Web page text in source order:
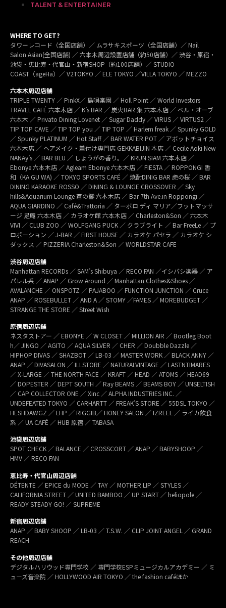
TALENT & ENTERTAINER
WHERE TO GET?
タワーレコード（全国店舗）／ ムラサキスポーツ（全国店舗）／ Nail
Salon Asian(全国店舗) ／ 六本木周辺設置店舗（約50店舗）／ 渋谷・原宿・
池袋・恵比寿・代官山・新宿SHOP（約100店舗）／ STUDIO
COAST（ageHa）／ V2TOKYO ／ ELE TOKYO ／VILLA TOKYO ／ MEZZO
六本木周辺店舗
TRIPLE TWENTY ／ PinkX／ 島唄楽園 ／ Holl Point ／ World Investors
TRAVEL CAFÉ 六本木店 ／ K’s BAR ／ 炭火BAR 集 六本木店 ／ ベル・オーブ
六本木 ／ Privato Dining Lovenet ／ Sugar Daddy ／ VIRUS ／ VIRTUS2 ／
TIP TOP CAVE ／ TIP TOP you ／ TIP TOP ／ Harlem freak ／ Spunky GOLD
／ Spunky PLATINUM ／ Hot Staff ／ BAR WATER POT ／ アボットチョイス
六本木店 ／ ヘアメイク・着付け専門店 GEKKABIJIN 本店 ／ Cecile Aoki New
NANAy’s ／ BAR BLU ／ しょうがの香り。／ KRUN SIAM 六本木店 ／
Ebonye 六本木店 ／ Agleam Ebonye 六本木店 ／ FIESTA ／ ROPPONGI 香
和（KA GU WA) ／ TOKYO SPORTS CAFÉ ／ 焼酎DINIG BAR 虎の桜 ／ BAR
DINING KARAOKE ROSSO ／ DINING & LOUNGE CROSSOVER ／ Sky
hills&Aquarium Lounge 蒼の響 六本木店 ／ Bar 7th Ave.in Roppongi ／
AQUA GIARDINO ／ Café&Trattoria ／ ターボロ ディ マリア／フットマッサ
ージ 足庵 六本木店 ／ カラオケ館 六本木店 ／ Charleston&Son ／ 六本木
VIVI ／ CLUB ZOO ／ WOLFGANG PUCK ／ クラブライト ／ Bar FreeLe ／ プ
ロポーション ／ J-BAR ／ FIRST HOUSE ／ カラオケ パセラ ／ カラオケ シ
ダックス ／ PIZZERIA Charleston&Son ／ WORLDSTAR CAFE
渋谷周辺店舗
Manhattan RECORDs ／ SAM’s Shibuya ／ RECO FAN ／イシバシ楽器 ／ ア
パレル系 ／ ANAP ／ Grow Around ／ Manhattan Clothes&Shoes ／
AVALANCHE ／ ONSPOTZ ／ PAJABOO ／ FUNCTION JUNCTION ／ Cruce
ANAP ／ ROSEBULLET ／ AND A ／ STOMY ／FAMES ／ MOREBUDGET ／
STRANGE THE STORE ／ Street Wish
原宿周辺店舗
ネスタストアー ／ EBONYE ／ W CLOSET ／ MILLION AIR ／ Bootleg Boot
h／ JINGO ／ AGITO ／ AQUA SILVER ／ CHER ／ Doubble Dazzle ／
HIPHOP DIVAS ／ SHAZBOT ／ LB-03 ／ MASTER WORK ／ BLACK ANNY ／
ANAP ／ DIVASALON ／ ILLSTORE ／ NATURALVINTAGE ／ LASTNTIMARES
／ X-LARGE ／ THE NORTH FACE ／ KRAFT ／ HEAD ／ ATOMS ／ HEAD69
／ DOPESTER ／ DEPT SOUTH ／ Ray BEAMS ／ BEAMS BOY ／ UNSELTISH
／ CAP COLLECTOR ONE ／ Xinc ／ ALPHA INDUSTRIES INC. ／
UNDEFEATED TOKYO ／ CARHARTT ／ FREAK’S STORE ／ 55DSL TOKYO ／
HESHDAWGZ ／ LHP ／ RIGGIB／ HONEY SALON ／ IZREEL ／ ライカ飲食
系 ／ UA CAFÉ ／ HUB 原宿 ／ TABASA
池袋周辺店舗
SPOT CHECK ／ BALANCE ／ CROSSCORT ／ ANAP ／ BABYSHOOP ／
HMV ／ RECO FAN
恵比寿・代官山周辺店舗
DÉTENTE ／ EPICE du MODE ／ TAY ／ MOTHER LIP ／ STYLES ／
CALIFORNIA STREET ／ UNITED BAMBOO ／ UP START ／ heliopole ／
READY STEADY GO! ／ SUPREME
新宿周辺店舗
ANAP ／ BABY SHOOP ／ LB-03 ／ T.S.W. ／ CLIP JOINT ANGEL ／ GRAND
REACH
その他周辺店舗
デジタルハリウッド専門学校 ／ 専門学校ESPミュージカルアカデミー ／ ミ
ューズ音楽院 ／ HOLLYWOOD AIR TOKYO ／ the fashion caféほか